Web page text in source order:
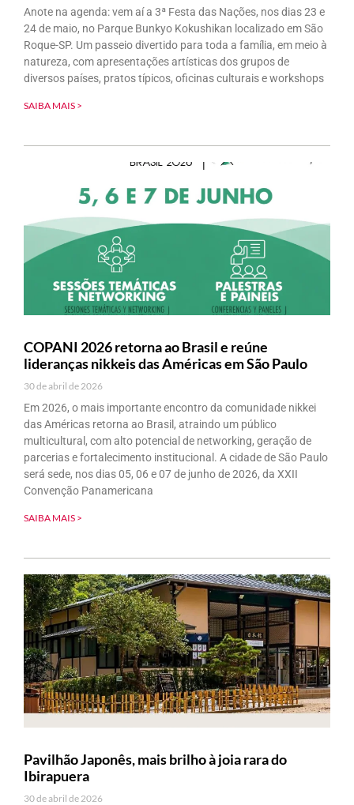
Anote na agenda: vem aí a 3ª Festa das Nações, nos dias 23 e
24 de maio, no Parque Bunkyo Kokushikan localizado em São
Roque-SP. Um passeio divertido para toda a família, em meio à
natureza, com apresentações artísticas dos grupos de
diversos países, pratos típicos, oficinas culturais e workshops
SAIBA MAIS >
COPANI 2026 retorna ao Brasil e reúne
lideranças nikkeis das Américas em São Paulo
30 de abril de 2026
Em 2026, o mais importante encontro da comunidade nikkei
das Américas retorna ao Brasil, atraindo um público
multicultural, com alto potencial de networking, geração de
parcerias e fortalecimento institucional. A cidade de São Paulo
será sede, nos dias 05, 06 e 07 de junho de 2026, da XXII
Convenção Panamericana
SAIBA MAIS >
Pavilhão Japonês, mais brilho à joia rara do
Ibirapuera
30 de abril de 2026